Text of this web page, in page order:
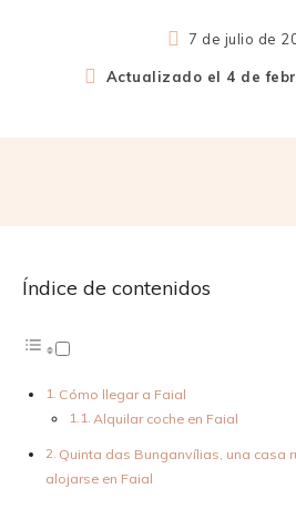
7 de julio de
Actualizado el 4 de
Índice de contenidos
Cómo llegar a Faial
Alquilar coche en Faial
Quinta das Bunganvílias, una casa
alojarse en Faial